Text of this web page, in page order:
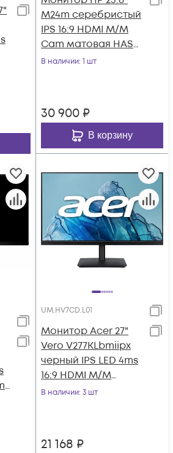
M24m серебристый
IPS 16:9 HDMI M/M
Cam матовая HAS
Piv 300cd 178гр/178гр
В наличии: 1 шт
30 900 ₽
В корзину
UM.HV7CD.L01
Монитор Acer 27"
Vero V277KLbmiipx
черный IPS LED 4ms
16:9 HDMI M/M
матовая 350cd
В наличии: 3 шт
21 168 ₽